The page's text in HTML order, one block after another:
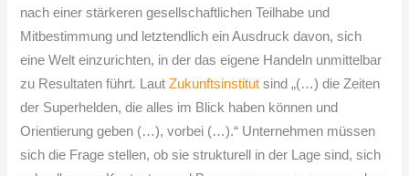
nach einer stärkeren gesellschaftlichen Teilhabe und
Mitbestimmung und letztendlich ein Ausdruck davon, sich
eine Welt einzurichten, in der das eigene Handeln unmittelbar
zu Resultaten führt. LautZukunftsinstitut sind „(…) die Zeiten
der Superhelden, die alles im Blick haben können und
Orientierung geben (…), vorbei (…).“ Unternehmen müssen
sich die Frage stellen, ob sie strukturell in der Lage sind, sich